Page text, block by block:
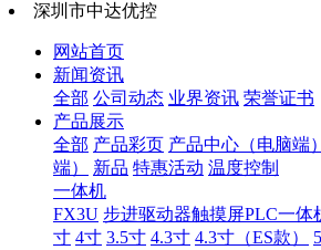
深圳市中达优控
网站首页
新闻资讯
全部 公司动态 业界资讯 荣誉证书
产品展示
全部 产品彩页 产品中心（电脑端）
端）
新品 特惠活动 温度控制
一体机
FX3U 步进驱动器触摸屏PLC一体
寸 4寸 3.5寸 4.3寸 4.3寸（ES款）